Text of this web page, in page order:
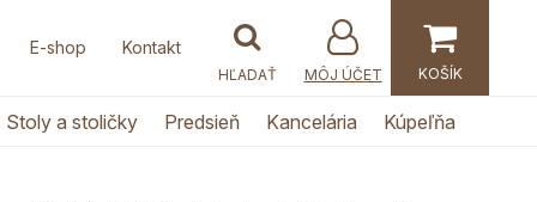
E-shop Kontakt
MÔJ ÚČET
Stoly a stoličky Predsieň Kancelária Kúpeľňa